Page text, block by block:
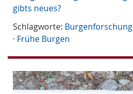
gibts neues?
Schlagworte: Burgenforschung
· Frühe Burgen